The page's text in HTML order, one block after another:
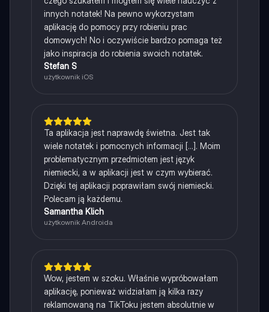
innych notatek! Na pewno wykorzystam
aplikację do pomocy przy robieniu prac
domowych! No i oczywiście bardzo pomaga też
jako inspiracja do robienia swoich notatek.
Stefan S
użytkownik iOS
Ta aplikacja jest naprawdę świetna. Jest tak
wiele notatek i pomocnych informacji [...]. Moim
problematycznym przedmiotem jest język
niemiecki, a w aplikacji jest w czym wybierać.
Dzięki tej aplikacji poprawiłam swój niemiecki.
Polecam ją każdemu.
Samantha Klich
użytkownik Androida
Wow, jestem w szoku. Właśnie wypróbowałam
aplikację, ponieważ widziałam ją kilka razy
reklamowaną na TikToku jestem absolutnie w